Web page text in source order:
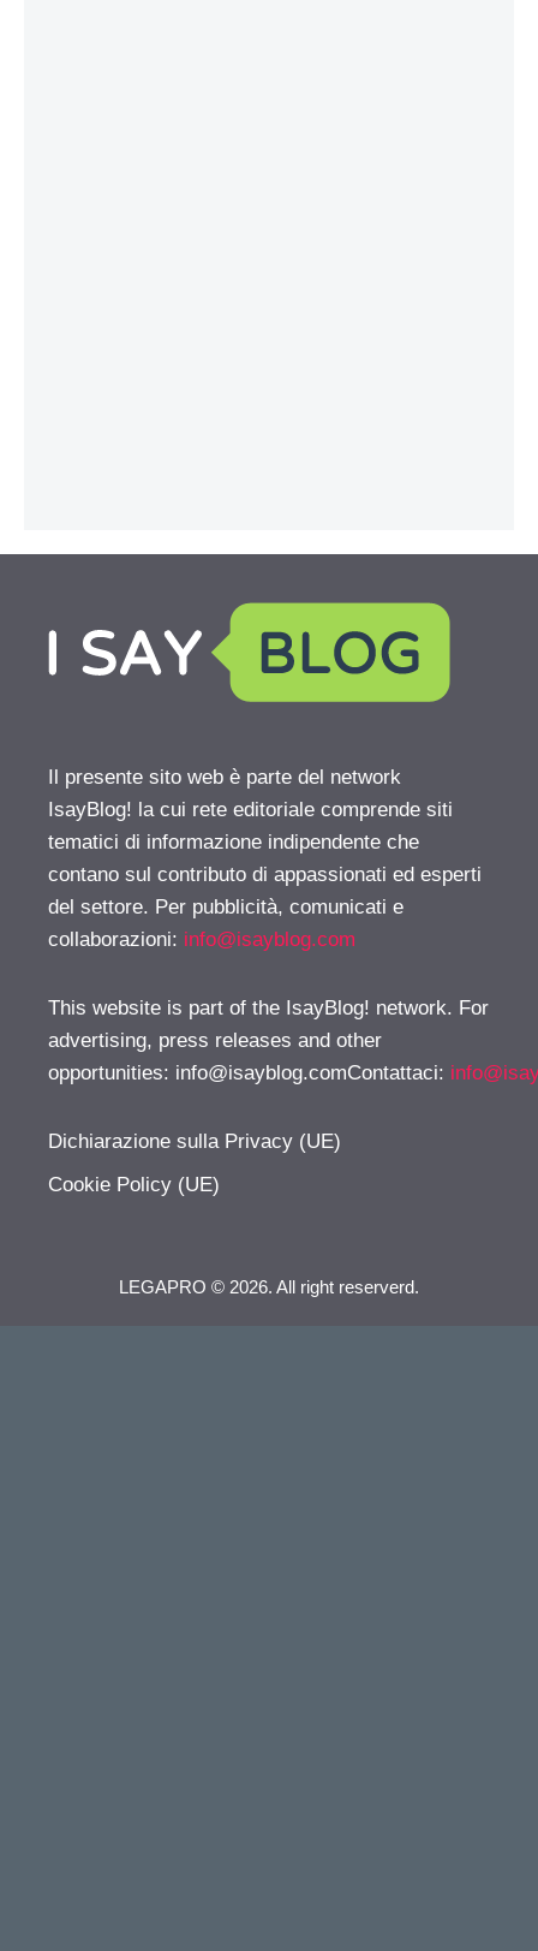
Il presente sito web è parte del network
IsayBlog! la cui rete editoriale comprende siti
tematici di informazione indipendente che
contano sul contributo di appassionati ed esperti
del settore. Per pubblicità, comunicati e
collaborazioni: info@isayblog.com
This website is part of the IsayBlog! network. For
advertising, press releases and other
opportunities: info@isayblog.comContattaci:
Dichiarazione sulla Privacy (UE)
Cookie Policy (UE)
LEGAPRO © 2026. All right reserverd.